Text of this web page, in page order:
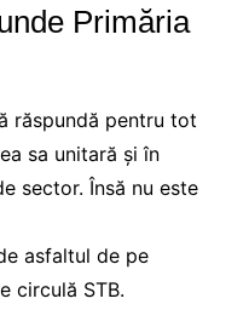
Primăria
răspundă pentru tot
sa unitară și în
sector. Însă nu este
asfaltul de pe
circulă STB.